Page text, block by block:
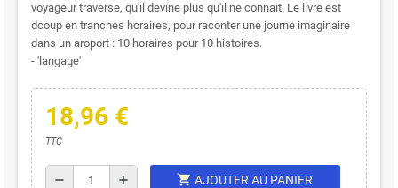
voyageur traverse, qu'il devine plus qu'il ne connait. Le livre est
dcoup en tranches horaires, pour raconter une journe imaginaire
dans un aroport : 10 horaires pour 10 histoires.
- 'langage'
18,96 €
TTC
remove add shopping_cart AJOUTER AU PANIER